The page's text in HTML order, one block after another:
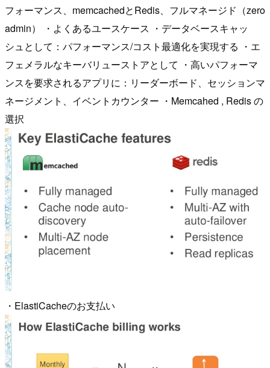
フォーマンス、memcachedとRedis、フルマネージド（zero
admin） ・よくあるユースケース ・データベースキャッ
シュとして：パフォーマンス/コスト最適化を実現する ・エ
フェメラルなキーバリューストアとして ・高いパフォーマ
ンスを要求されるアプリに：リーダーボード、セッションマ
ネージメント、イベントカウンター ・Memcahed , Redis の
選択
・ElastiCacheのお支払い